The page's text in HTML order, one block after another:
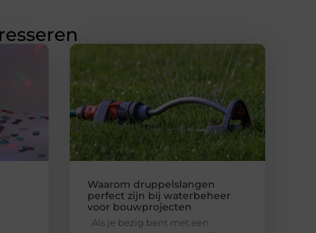
Waarom druppelslangen
perfect zijn bij waterbeheer
voor bouwprojecten
Als je bezig bent met een